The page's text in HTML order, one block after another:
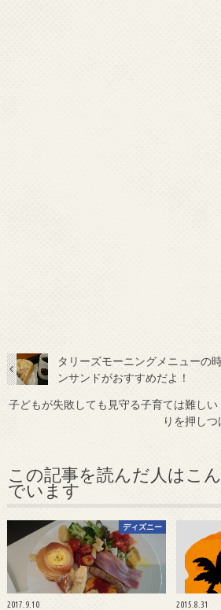
タリーズモーニングメニューの
ンサンドがおすすめだよ！
子どもが失敗しても見守る子育ては難し
りを押し
この記事を読んだ人はこ
でいます
ディズニー
2017.9.10 2015.8.31